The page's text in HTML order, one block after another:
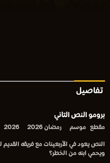
تفاصيل
برومو النص التاني
مقطع موسم رمضان 2026 2026
النص يعود في الأربعينات مع فريقه
ويحمي ابنه من الخطر؟